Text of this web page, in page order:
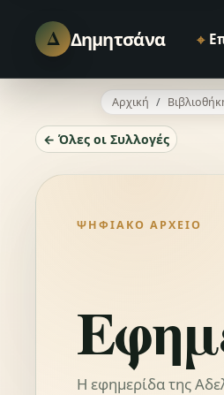
Δ Δημητσάνα ⌖
Αρχική
← Όλες οι Συλλογές
ΨΗΦΙΑΚΌ ΑΡΧΕΊΟ
Η εφημερίδα της